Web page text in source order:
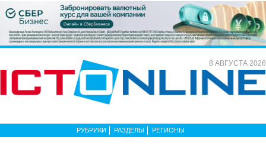
8 АВГУСТА 2026
РУБРИКИ РАЗДЕЛЫ РЕГИОНЫ